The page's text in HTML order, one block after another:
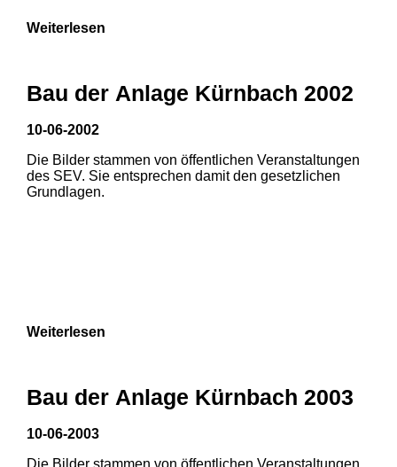
Weiterlesen
Bau der Anlage Kürnbach 2002
10-06-2002
Die Bilder stammen von öffentlichen Veranstaltungen
des SEV. Sie entsprechen damit den gesetzlichen
Grundlagen.
Weiterlesen
Bau der Anlage Kürnbach 2003
10-06-2003
Die Bilder stammen von öffentlichen Veranstaltungen